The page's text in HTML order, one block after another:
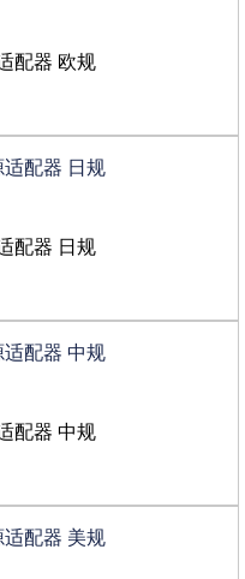
配器 欧规
配器 日规
配器 中规